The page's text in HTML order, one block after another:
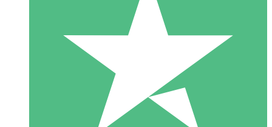
Individuella Kreditpaket
Betala per användning med nedladdningskrediter. Inget
1 Nedladdningar
10 00